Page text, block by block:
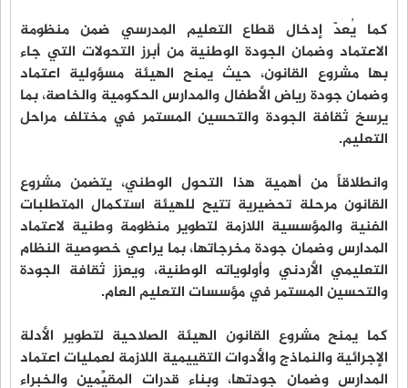
كما يُعدّ إدخال قطاع التعليم المدرسي ضمن منظومة
الاعتماد وضمان الجودة الوطنية من أبرز التحولات التي جاء
بها مشروع القانون، حيث يمنح الهيئة مسؤولية اعتماد
وضمان جودة رياض الأطفال والمدارس الحكومية والخاصة، بما
يرسخ ثقافة الجودة والتحسين المستمر في مختلف مراحل
التعليم.
وانطلاقاً من أهمية هذا التحول الوطني، يتضمن مشروع
القانون مرحلة تحضيرية تتيح للهيئة استكمال المتطلبات
الفنية والمؤسسية اللازمة لتطوير منظومة وطنية لاعتماد
المدارس وضمان جودة مخرجاتها، بما يراعي خصوصية النظام
التعليمي الأردني وأولوياته الوطنية، ويعزز ثقافة الجودة
والتحسين المستمر في مؤسسات التعليم العام.
كما يمنح مشروع القانون الهيئة الصلاحية لتطوير الأدلة
الإجرائية والنماذج والأدوات التقييمية اللازمة لعمليات اعتماد
المدارس وضمان جودتها، وبناء قدرات المقيِّمين والخبراء